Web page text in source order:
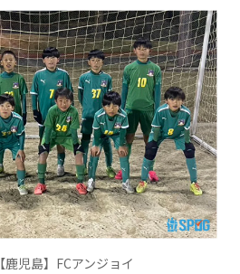
【鹿児島】FCアンジョイ